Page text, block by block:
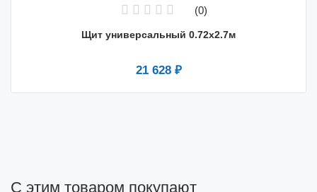
(0)
Щит универсальный 0.72x2.7м
21 628 ₽
С этим товаром покупают